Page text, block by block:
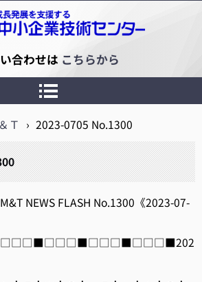
ンター
合わせは こちらから
Ｔ › 2023-0705 No.1300
NEWS FLASH No.1300《2023-07-